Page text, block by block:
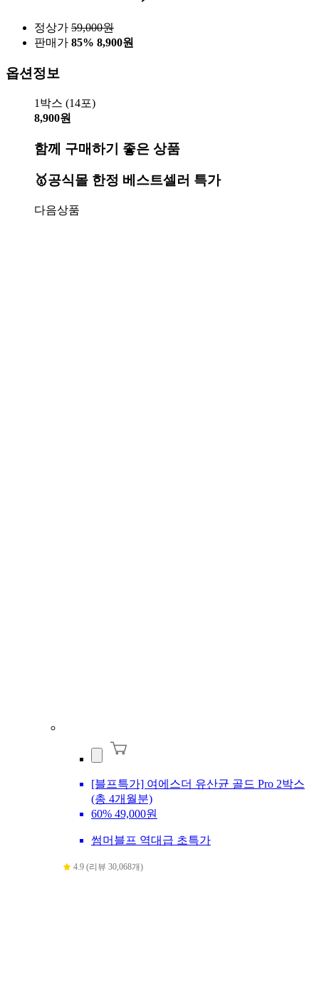
정상가 59,000원
판매가 85% 8,900원
옵션정보
1박스 (14포)
8,900원
함께 구매하기 좋은 상품
🥇공식몰 한정 베스트셀러 특가
다음상품
[블프특가] 여에스더 유산균 골드 Pro 2박스
(총 4개월분)
60% 49,000원
썸머블프 역대급 초특가
4.9 (리뷰 30,068개)